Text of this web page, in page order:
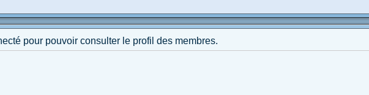
pour pouvoir consulter le profil des membres.